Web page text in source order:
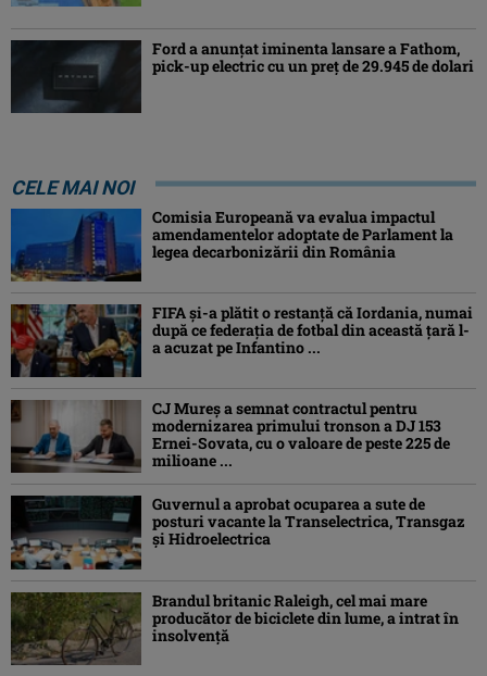
Ford a anunțat iminenta lansare a Fathom,
pick-up electric cu un preț de 29.945 de dolari
CELE MAI NOI
Comisia Europeană va evalua impactul
amendamentelor adoptate de Parlament la
legea decarbonizării din România
FIFA și-a plătit o restanță că Iordania, numai
după ce federația de fotbal din această țară l-
a acuzat pe Infantino ...
CJ Mureș a semnat contractul pentru
modernizarea primului tronson a DJ 153
Ernei-Sovata, cu o valoare de peste 225 de
milioane ...
Guvernul a aprobat ocuparea a sute de
posturi vacante la Transelectrica, Transgaz
și Hidroelectrica
Brandul britanic Raleigh, cel mai mare
producător de biciclete din lume, a intrat în
insolvență